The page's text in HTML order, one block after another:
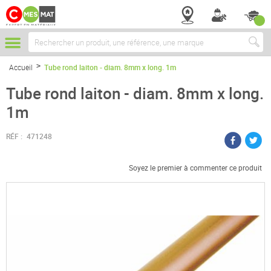
Chercher
Accueil Tube rond laiton - diam. 8mm x long. 1m
Tube rond laiton - diam. 8mm x long.
1m
RÉF : 471248
Soyez le premier à commenter ce produit
Passer